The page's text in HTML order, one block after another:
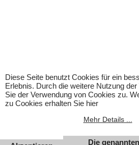
Achtung! Bei den angebotenen
Inhabers.
Änderungen, Irrtümer und
Diese Seite benutzt Cookies für ein
Erlebnis. Durch die weitere Nutzung
Sie der Verwendung von Cookies zu.
zu Cookies erhalten Sie hier
Mehr Details ...
Die